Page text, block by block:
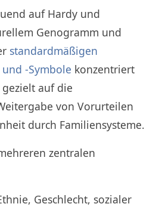
auf Hardy und
Genogramm und
standardmäßigen
-Symbole konzentriert
gezielt auf die
von Vorurteilen
durch Familiensysteme.
zentralen
Geschlecht, sozialer